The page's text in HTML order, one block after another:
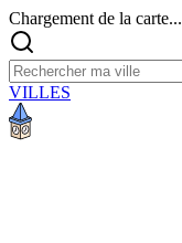
Chargement de la carte...
VILLES